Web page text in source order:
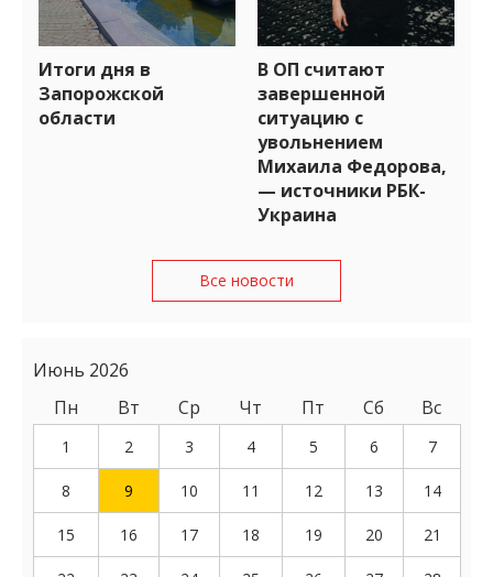
Итоги дня в
Запорожской
области
В ОП считают
завершенной
ситуацию с
увольнением
Михаила Федорова,
— источники РБК-
Украина
Все новости
Июнь 2026
Пн
Вт Ср Чт Пт Сб Вс
1 2 3 4 5 6 7
8 9 10 11 12 13 14
15 16 17 18 19 20 21